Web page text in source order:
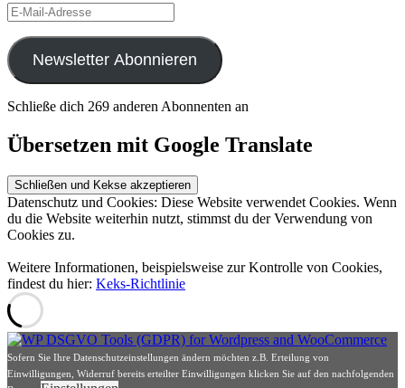
E-
Mail-
Adresse
Newsletter Abonnieren
Schließe dich 269 anderen Abonnenten an
Übersetzen mit Google Translate
Datenschutz und Cookies: Diese Website verwendet Cookies. Wenn
du die Website weiterhin nutzt, stimmst du der Verwendung von
Cookies zu.
Weitere Informationen, beispielsweise zur Kontrolle von Cookies,
findest du hier: Keks-Richtlinie
Sofern Sie Ihre Datenschutzeinstellungen ändern möchten z.B. Erteilung von
Einwilligungen, Widerruf bereits erteilter Einwilligungen klicken Sie auf den nachfolgenden